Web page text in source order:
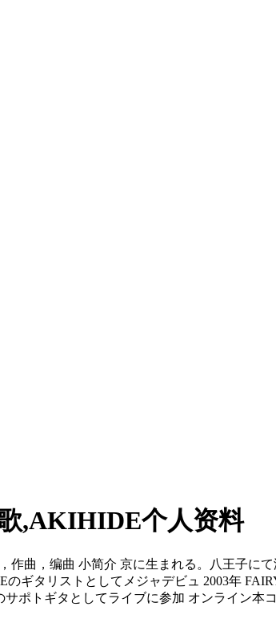
,AKIHIDE个人资料
曲，编曲 小简介 京に生まれる。八王子に
ギタリストとしてメジャデビュ 2003年
ポトギタとしてライブに参加 オンライン本